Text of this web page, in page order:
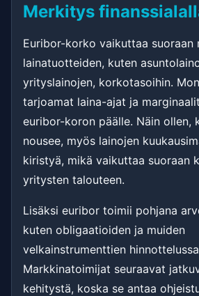
Merkitys
Euribor-korko vaikuttaa suoraan
lainatuotteiden, kuten
yrityslainojen, korkotasoihin.
tarjoamat laina-ajat ja
euribor-koron päälle. Näin ollen,
nousee, myös lainojen
kiristyä, mikä vaikuttaa suoraan
yritysten talouteen.
Lisäksi euribor toimii pohjana
kuten obligaatioiden ja muiden
velkainstrumenttien
Markkinatoimijat seuraavat
kehitystä, koska se antaa